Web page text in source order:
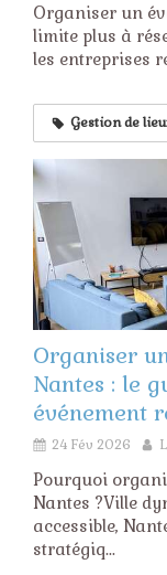
Organiser un
limite plus à
les entreprises
Gestion de
Organiser
Nantes : le
événement
24 Fév 2026
Pourquoi
Nantes ?Ville
accessible,
stratégiq...